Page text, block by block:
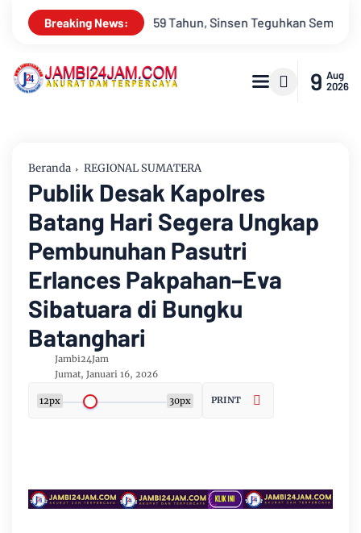
Breaking News:
Teguhkan Semangat “Sustainably Growing” Festival Band
9 Aug
2026
Beranda REGIONAL SUMATERA
Publik Desak Kapolres
Batang Hari Segera Ungkap
Pembunuhan Pasutri
Erlances Pakpahan–Eva
Sibatuara di Bungku
Batanghari
Jambi24Jam
Jumat, Januari 16, 2026
12px 30px PRINT